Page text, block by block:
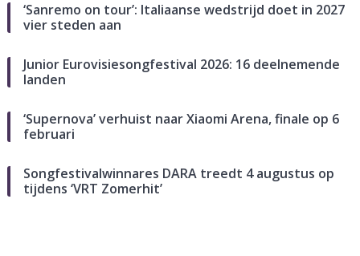
‘Sanremo on tour’: Italiaanse wedstrijd doet in 2027
vier steden aan
Junior Eurovisiesongfestival 2026: 16 deelnemende
landen
‘Supernova’ verhuist naar Xiaomi Arena, finale op 6
februari
Songfestivalwinnares DARA treedt 4 augustus op
tijdens ‘VRT Zomerhit’